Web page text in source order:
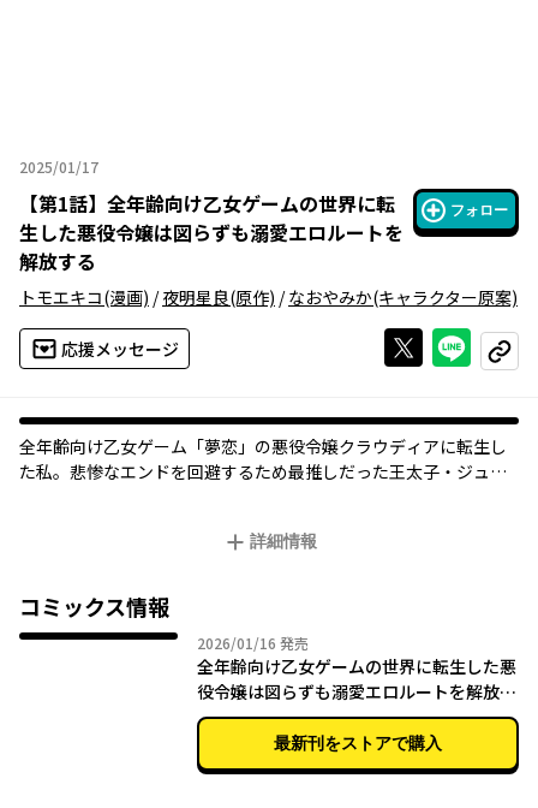
2025/01/17
2025年01月17日
【第1話】 全年齢向け乙女ゲームの世界に転
生した悪役令嬢は図らずも溺愛エロルートを
解放する
フォロー
トモエキコ(漫画) /夜明星良(原作) /なおやみか(キャラクター原案)
応援メッセージ Xで投稿する
ライン
コピー
全年齢向け乙女ゲーム「夢恋」の悪役令嬢クラウディアに転生し
た私。悲惨なエンドを回避するため最推しだった王太子・ジュリ
で……。それから毎日ジュリアス様が夢の中であれこれえっちな
夢の中で快楽堕ちさせようとしてくる最推しの王太子と、それか
ら逃げたい悪役令嬢。夢×リアルのラブゲームスタート！
詳細情報
コミックス情報
2026/01/16 2026年01月16日
発売
全年齢向け乙女ゲームの世界に転生した悪
役令嬢は図らずも溺愛エロルートを解放す
る 1
最新刊をストアで購入